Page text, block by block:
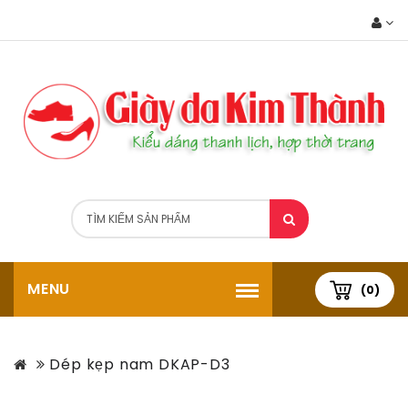
(0)
MENU
Dép kẹp nam DKAP-D3